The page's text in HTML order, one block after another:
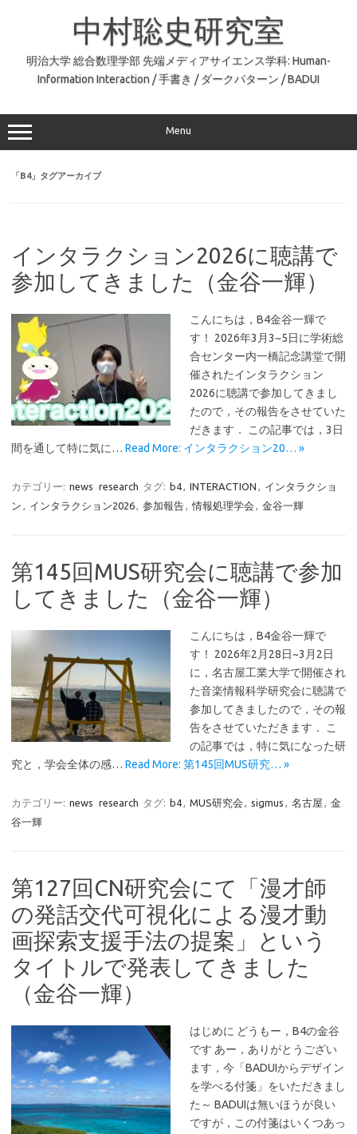
中村聡史研究室
明治大学 総合数理学部 先端メディアサイエンス学科: Human-
Information Interaction / 手書き / ダークパターン / BADUI
Menu
「B4」タグアーカイブ
インタラクション2026に聴講で
参加してきました（金谷一輝）
こんにちは，B4金谷一輝で
す！ 2026年3月3~5日に学術総
合センター内一橋記念講堂で開
催されたインタラクション
2026に聴講で参加してきまし
たので，その報告をさせていた
だきます． この記事では，3日
間を通して特に気に… Read More: インタラクション20… »
カテゴリー: news research タグ: b4, INTERACTION , インタラクショ
ン , インタラクション2026, 参加報告, 情報処理学会 , 金谷一輝
第145回MUS研究会に聴講で参加
してきました（金谷一輝）
こんにちは，B4金谷一輝で
す！ 2026年2月28日~3月2日
に，名古屋工業大学で開催され
た音楽情報科学研究会に聴講で
参加してきましたので，その報
告をさせていただきます． こ
の記事では，特に気になった研
究と，学会全体の感… Read More: 第145回MUS研究… »
カテゴリー: news research タグ: b4, MUS研究会 , sigmus , 名古屋 , 金
谷一輝
第127回CN研究会にて「漫才師
の発話交代可視化による漫才動
画探索支援手法の提案」という
タイトルで発表してきました
（金谷一輝）
はじめに どうもー，B4の金谷
です あー，ありがとうござい
ます，今「BADUIからデザイン
を学べる付箋」をいただきまし
た～ BADUIは無いほうが良い
ですが，この付箋はいくつあっ